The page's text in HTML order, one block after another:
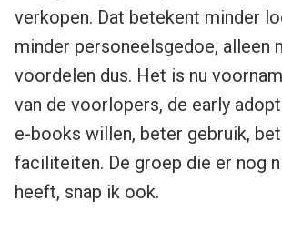
verkopen. Dat betekent minder
minder personeelsgedoe, alleen
voordelen dus. Het is nu
van de voorlopers, de early
e-books willen, beter gebruik,
faciliteiten. De groep die er nog
heeft, snap ik ook.